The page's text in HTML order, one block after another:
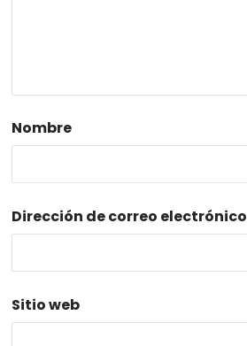
Nombre
Dirección de correo electrónico
Sitio web